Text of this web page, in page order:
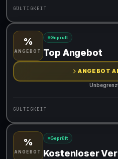
GÜLTIGKEIT
Gültig für teilnehmende Produkte
%
ANGEBOT
Geprüft
Top Angebot
ANGEBOT
GÜLTIGKEIT
Gültig für teilnehmende Produkte
%
ANGEBOT
Geprüft
Kostenloser